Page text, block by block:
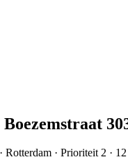
· Prioriteit 2 ·